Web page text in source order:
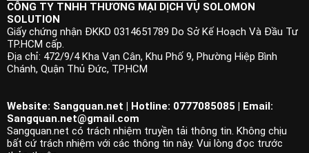
CÔNG TY TNHH THƯƠNG MẠI DỊCH VỤ SOLOMON
SOLUTION
Giấy chứng nhận ĐKKD 0314651789 Do Sở Kế Hoạch Và Đầu Tư
TP.HCM cấp.
Địa chỉ: 472/9/4 Kha Vạn Cân, Khu Phố 9, Phường Hiệp Bình
Chánh, Quận Thủ Đức, TP.HCM
Website: Sangquan.net | Hotline: 0777085085 | Email:
Sangquan.net@gmail.com
Sangquan.net có trách nhiệm truyền tải thông tin. Không chịu
bất cứ trách nhiệm với các thông tin này. Vui lòng đọc trước